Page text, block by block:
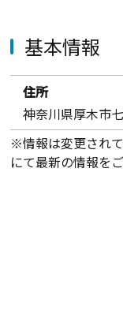
基本情報
住所
神奈川県厚木市
※情報は変更され
にて最新の情報を